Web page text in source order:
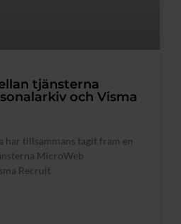
tjänsterna
och Visma
har tillsammans tagit fram en
MicroWeb
Recruit